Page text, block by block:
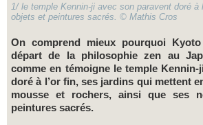
1/ le temple Kennin-ji avec son paravent doré à
objets et peintures sacrés. © Mathis Cros
On comprend mieux pourquoi Kyoto a été le point de
départ de la philosophie zen au
comme en témoigne le temple
doré à l’or fin, ses jardins qui mettent
mousse et rochers, ainsi que ses
peintures sacrés.